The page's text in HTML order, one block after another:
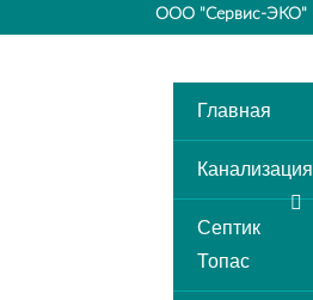
ООО "Сервис-ЭКО"
Главная
Канализация
Септик
Топас